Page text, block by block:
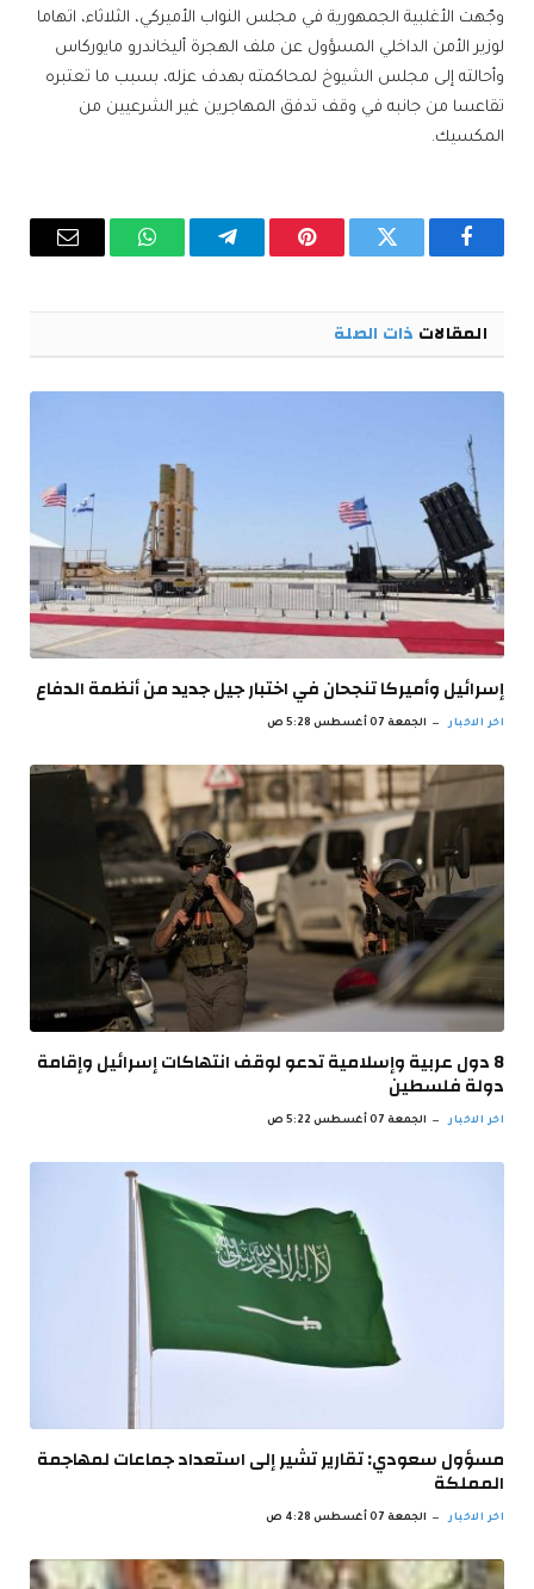
وجّهت الأغلبية الجمهورية في مجلس النواب الأميركي، الثلاثاء، اتهاما
لوزير الأمن الداخلي المسؤول عن ملف الهجرة أليخاندرو مايوركاس
وأحالته إلى مجلس الشيوخ لمحاكمته بهدف عزله، بسبب ما تعتبره
تقاعسا من جانبه في وقف تدفق المهاجرين غير الشرعيين من
المكسيك.
فيسبوك تويتر بينتيريستتيلقرام واتساب البريد
المقالات ذات الصلة
إسرائيل وأميركا تنجحان في اختبار جيل جديد من أنظمة الدفاع
اخر الاخبار الجمعة 07 أغسطس 5:28 ص
8 دول عربية وإسلامية تدعو لوقف انتهاكات إسرائيل وإقامة
دولة فلسطين
اخر الاخبار الجمعة 07 أغسطس 5:22 ص
مسؤول سعودي: تقارير تشير إلى استعداد جماعات لمهاجمة
المملكة
اخر الاخبار الجمعة 07 أغسطس 4:28 ص